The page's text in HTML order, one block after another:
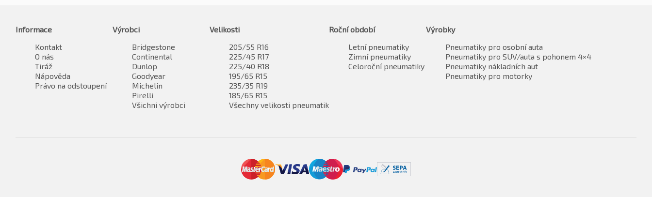
Informace
Kontakt
O nás
Tiráž
Nápověda
Právo na odstoupení
Výrobci
Bridgestone
Continental
Dunlop
Goodyear
Michelin
Pirelli
Všichni výrobci
Velikosti
205/55 R16
225/45 R17
225/40 R18
195/65 R15
235/35 R19
185/65 R15
Všechny velikosti pneumatik
Roční období
Letní pneumatiky
Zimní pneumatiky
Celoroční pneumatiky
Výrobky
Pneumatiky pro osobní auta
Pneumatiky pro SUV/auta s pohonem 4×4
Pneumatiky nákladních aut
Pneumatiky pro motorky